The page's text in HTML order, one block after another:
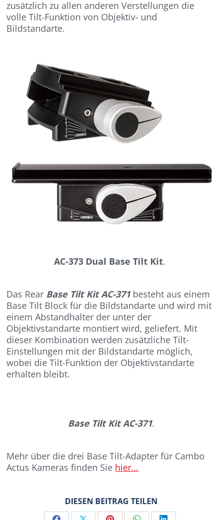
zusätzlich zu allen anderen Verstellungen die
volle Tilt-Funktion von Objektiv- und
Bildstandarte.
AC-373 Dual Base Tilt Kit.
Das Rear Base Tilt Kit AC-371besteht aus einem
Base Tilt Block für die Bildstandarte und wird mit
einem Abstandhalter der unter der
Objektivstandarte montiert wird, geliefert. Mit
dieser Kombination werden zusätzliche Tilt-
Einstellungen mit der Bildstandarte möglich,
wobei die Tilt-Funktion der Objektivstandarte
erhalten bleibt.
Base Tilt Kit AC-371.
Mehr über die drei Base Tilt-Adapter für Cambo
Actus Kameras finden Sie hier…
DIESEN BEITRAG TEILEN